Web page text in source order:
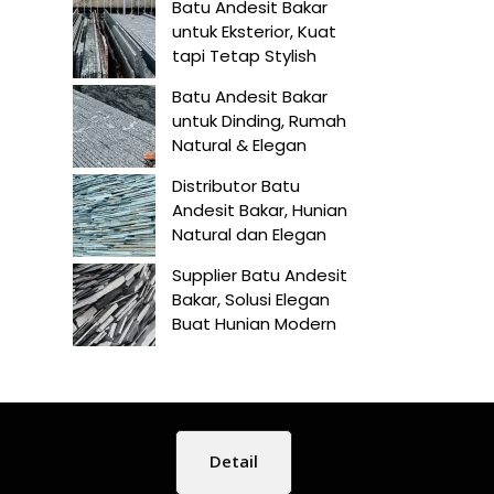
Batu Andesit Bakar
untuk Eksterior, Kuat
tapi Tetap Stylish
Batu Andesit Bakar
untuk Dinding, Rumah
Natural & Elegan
Distributor Batu
Andesit Bakar, Hunian
Natural dan Elegan
Supplier Batu Andesit
Bakar, Solusi Elegan
Buat Hunian Modern
Detail